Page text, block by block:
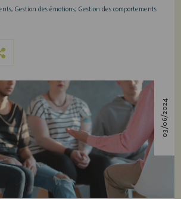
Gestion des émotions Gestion des comportements
03/06/2024